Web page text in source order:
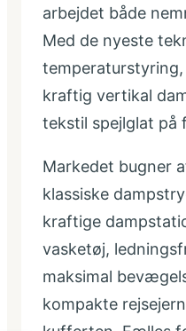
arbejdet både
Med de nyeste
kraftig vertikal
tekstil spejlglat på
Markedet bugner
klassiske
kraftige
vasketøj,
maksimal
kompakte